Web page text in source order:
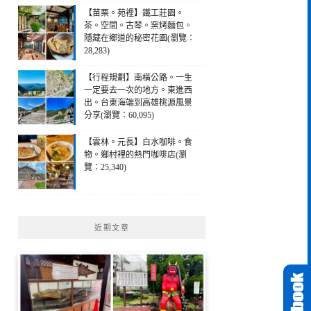
【苗栗。苑裡】鐵工莊園。
茶。空間。古琴。窯烤麵包。
隱藏在鄉道的秘密花園(瀏覽：
28,283)
【行程規劃】南橫公路。一生
一定要去一次的地方。東進西
出。台東海端到高雄桃源風景
分享(瀏覽：60,095)
【雲林。元長】白水咖啡。食
物。鄉村裡的熱門咖啡店(瀏
覽：25,340)
近期文章